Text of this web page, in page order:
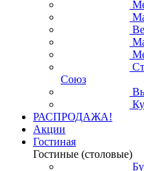
Союз
РАСПРОДАЖА!
Акции
Гостиная
Гостиные (столовые)